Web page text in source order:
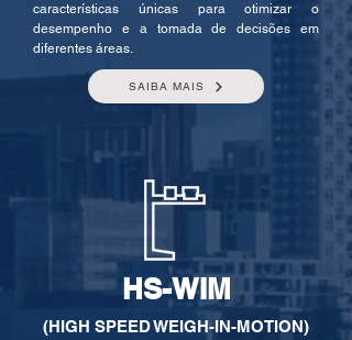
características únicas para otimizar o
desempenho e a tomada de decisões em
diferentes áreas.
SAIBA MAIS
HS-WIM
(HIGH SPEED WEIGH-IN-MOTION)